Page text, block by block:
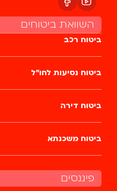
פיננסים
השוואת ביטוחים
ביטוח רכב
ביטוח נסיעות לחו״ל
ביטוח דירה
ביטוח משכנתא